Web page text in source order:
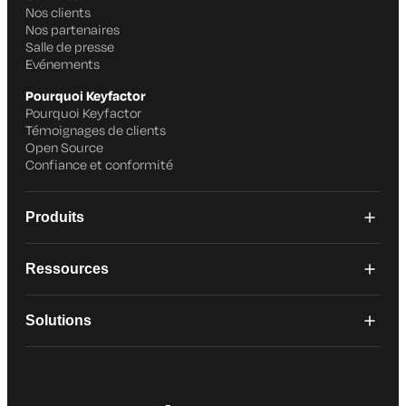
Nos clients
Nos partenaires
Salle de presse
Evénements
Pourquoi Keyfactor
Pourquoi Keyfactor
Témoignages de clients
Open Source
Confiance et conformité
Produits
Ressources
Solutions